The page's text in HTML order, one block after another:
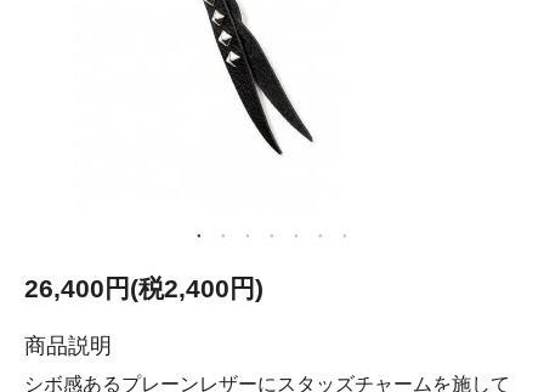
26,400円(税2,400円)
商品説明
シボ感あるプレーンレザーにスタッズチャームを施して